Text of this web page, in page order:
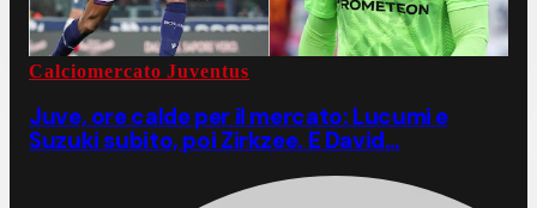
Calciomercato Juventus
Juve, ore calde per il mercato: Lucumi e
Suzuki subito, poi Zirkzee. E David…